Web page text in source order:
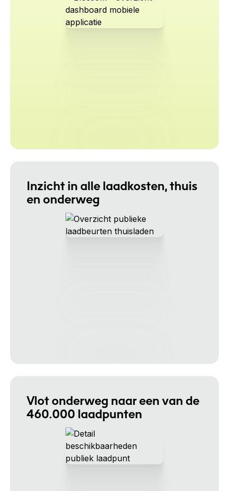
Inzicht in alle laadkosten, thuis
en onderweg
Vlot onderweg naar een van de
460.000 laadpunten